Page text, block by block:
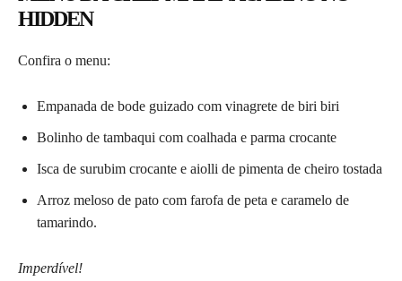
HIDDEN
Confira o menu:
Empanada de bode guizado com vinagrete de biri biri
Bolinho de tambaqui com coalhada e parma crocante
Isca de surubim crocante e aiolli de pimenta de cheiro tostada
Arroz meloso de pato com farofa de peta e caramelo de
tamarindo.
Imperdível!